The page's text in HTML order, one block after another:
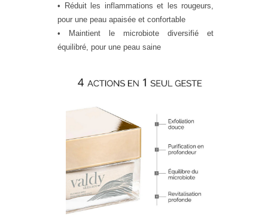
• Réduit les inflammations et les rougeurs,
pour une peau apaisée et confortable
• Maintient le microbiote diversifié et
équilibré, pour une peau saine